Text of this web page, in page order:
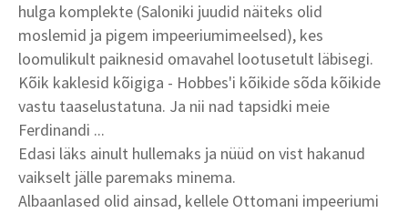
hulga komplekte (Saloniki juudid näiteks olid
moslemid ja pigem impeeriumimeelsed), kes
loomulikult paiknesid omavahel lootusetult läbisegi.
Kõik kaklesid kõigiga - Hobbes'i kõikide sõda kõikide
vastu taaselustatuna. Ja nii nad tapsidki meie
Ferdinandi ...
Edasi läks ainult hullemaks ja nüüd on vist hakanud
vaikselt jälle paremaks minema.
Albaanlased olid ainsad, kellele Ottomani impeeriumi